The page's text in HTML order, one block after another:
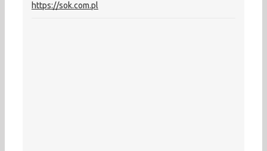
https://sok.com.pl